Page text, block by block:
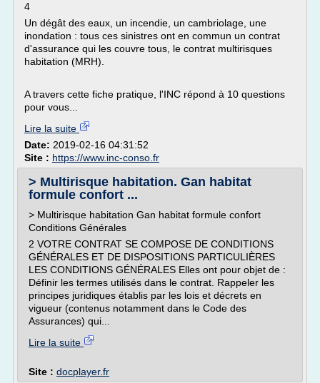
4
Un dégât des eaux, un incendie, un cambriolage, une
inondation : tous ces sinistres ont en commun un contrat
d'assurance qui les couvre tous, le contrat multirisques
habitation (MRH).
A travers cette fiche pratique, l'INC répond à 10 questions
pour vous...
Lire la suite
Date: 2019-02-16 04:31:52
Site : https://www.inc-conso.fr
> Multirisque habitation. Gan habitat
formule confort ...
> Multirisque habitation Gan habitat formule confort
Conditions Générales
2 VOTRE CONTRAT SE COMPOSE DE CONDITIONS
GÉNÉRALES ET DE DISPOSITIONS PARTICULIÈRES
LES CONDITIONS GÉNÉRALES Elles ont pour objet de :
Définir les termes utilisés dans le contrat. Rappeler les
principes juridiques établis par les lois et décrets en
vigueur (contenus notamment dans le Code des
Assurances) qui...
Lire la suite
Site : docplayer.fr